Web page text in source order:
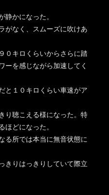
静かになった。
がなく、スムーズに吹けあ
０キロくらいからさらに踏
ーを感じながら加速してく
と１０キロくらい車速がア
り聴こえる様になった。特
ほどになった。
る所では本当に無音状態に
きりはっきりしていて際立